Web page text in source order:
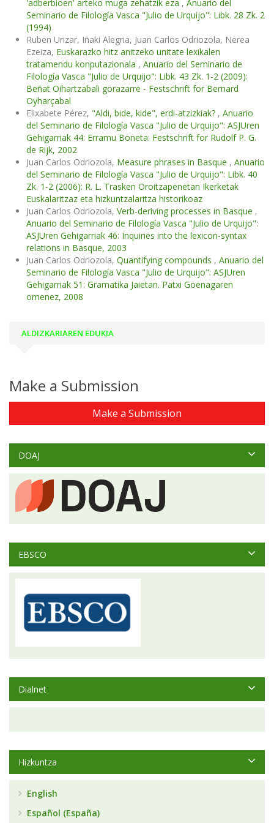
'adberbioen' arteko muga zehatzik eza , Anuario del
Seminario de Filología Vasca "Julio de Urquijo": Libk. 28 Zk. 2
(1994)
Ruben Urizar, Iñaki Alegria, Juan Carlos Odriozola, Nerea
Ezeiza, Euskarazko hitz anitzeko unitate lexikalen
tratamendu konputazionala , Anuario del Seminario de
Filología Vasca "Julio de Urquijo": Libk. 43 Zk. 1-2 (2009):
Beñat Oihartzabali gorazarre - Festschrift for Bernard
Oyharçabal
Elixabete Pérez, "Aldi, bide, kide", erdi-atzizkiak? , Anuario
del Seminario de Filología Vasca "Julio de Urquijo": ASJUren
Gehigarriak 44: Erramu Boneta: Festschrift for Rudolf P. G.
de Rijk, 2002
Juan Carlos Odriozola, Measure phrases in Basque , Anuario
del Seminario de Filología Vasca "Julio de Urquijo": Libk. 40
Zk. 1-2 (2006): R. L. Trasken Oroitzapenetan Ikerketak
Euskalaritzaz eta hizkuntzalaritza historikoaz
Juan Carlos Odriozola, Verb-deriving processes in Basque ,
Anuario del Seminario de Filología Vasca "Julio de Urquijo":
ASJUren Gehigarriak 46: Inquiries into the lexicon-syntax
relations in Basque, 2003
Juan Carlos Odriozola, Quantifying compounds , Anuario del
Seminario de Filología Vasca "Julio de Urquijo": ASJUren
Gehigarriak 51: Gramatika Jaietan. Patxi Goenagaren
omenez, 2008
ALDIZKARIAREN EDUKIA
Make a Submission
Make a Submission
DOAJ
EBSCO
Dialnet
Hizkuntza
English
Español (España)